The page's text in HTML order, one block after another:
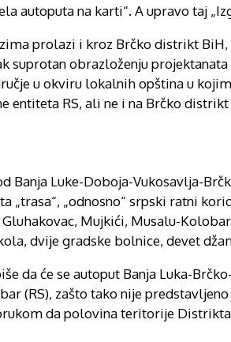
autoputa na karti“. A upravo taj
prolazi i kroz Brčko distrikt
suprotan obrazloženju
u okviru lokalnih opština u
entiteta RS, ali ne i na Brčko
Banja Luke-Doboja-Vukosavlja-
„trasa“, „odnosno“ srpski ratni
Mujkići, Musalu-
dvije gradske bolnice, devet
da će se autoput Banja Luka-
(RS), zašto tako nije
da polovina teritorije Distrikta